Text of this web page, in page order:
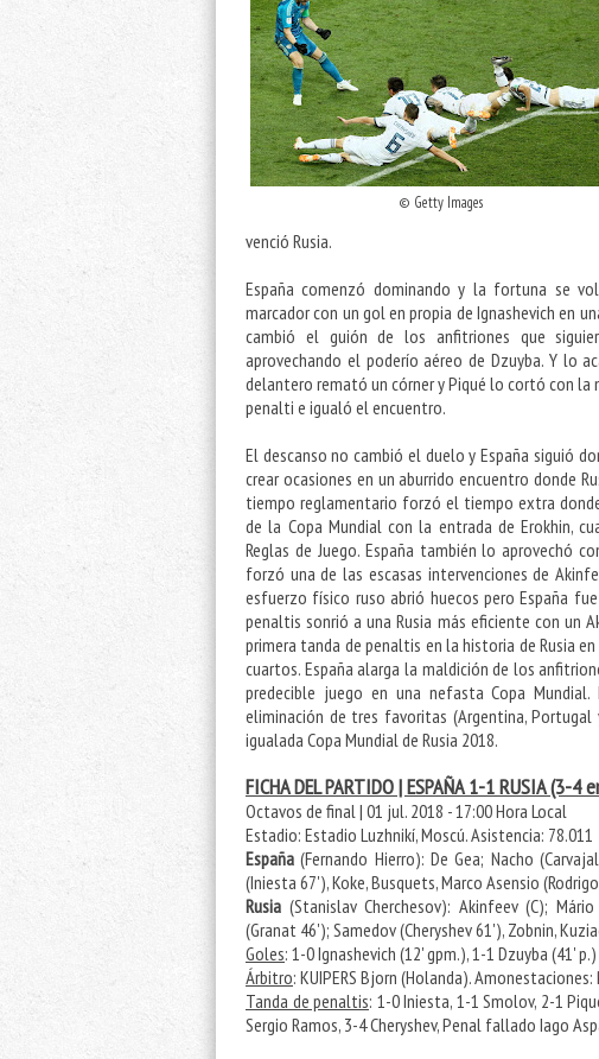
© Getty Images
venció Rusia.
España comenzó dominando y la fortuna se
marcador con un gol en propia de Ignashevich en
cambió el guión de los anfitriones que
aprovechando el poderío aéreo de Dzuyba. Y lo
delantero remató un córner y Piqué lo cortó con
penalti e igualó el encuentro.
El descanso no cambió el duelo y España siguió
crear ocasiones en un aburrido encuentro donde
tiempo reglamentario forzó el tiempo extra
de la Copa Mundial con la entrada de Erokhin,
Reglas de Juego. España también lo aprovechó
forzó una de las escasas intervenciones de
esfuerzo físico ruso abrió huecos pero España
penaltis sonrió a una Rusia más eficiente con un
primera tanda de penaltis en la historia de Rusia
cuartos. España alarga la maldición de los
predecible juego en una nefasta Copa
eliminación de tres favoritas (Argentina,
igualada Copa Mundial de Rusia 2018.
FICHA DEL PARTIDO | ESPAÑA 1-1 RUSIA (3-4
Octavos de final | 01 jul. 2018 - 17:00 Hora Local
Estadio: Estadio Luzhnikí, Moscú. Asistencia: 78.011
España(Fernando Hierro): De Gea; Nacho
(Iniesta 67'), Koke, Busquets, Marco Asensio
Rusia (Stanislav Cherchesov): Akinfeev (C);
(Granat 46'); Samedov (Cheryshev 61'), Zobnin,
Goles: 1-0 Ignashevich (12' gpm.), 1-1 Dzuyba (41'
Árbitro: KUIPERS Bjorn (Holanda).
Tanda de penaltis: 1-0 Iniesta, 1-1 Smolov, 2-1
Sergio Ramos, 3-4 Cheryshev, Penal fallado Iago